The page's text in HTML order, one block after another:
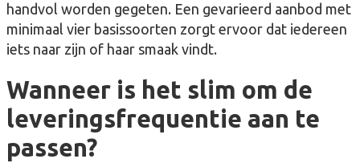
handvol worden gegeten. Een gevarieerd aanbod met
minimaal vier basissoorten zorgt ervoor dat iedereen
iets naar zijn of haar smaak vindt.
Wanneer is het slim om de
leveringsfrequentie aan te
passen?